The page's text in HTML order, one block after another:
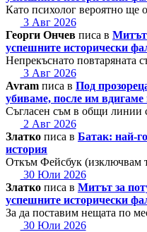
Като психолог вероятно ще
3 Авг 2026
Георги Ончев писа в Митът
успешните исторически
Непрекъснато повтаряната
3 Авг 2026
Avram писа в Под
убиваме, после им
Съгласен съм в общи линии
2 Авг 2026
Златко писа в Батак: най-
история
Откъм Фейсбук (изключвам
30 Юли 2026
Златко писа в Митът за
успешните исторически
За да поставим нещата по
30 Юли 2026